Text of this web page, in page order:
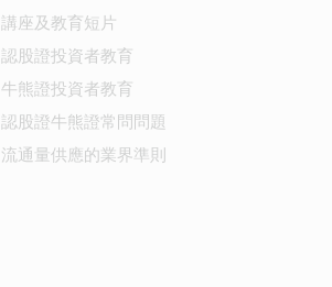
講座及教育短片
認股證投資者教育
牛熊證投資者教育
認股證牛熊證常問問題
流通量供應的業界準則